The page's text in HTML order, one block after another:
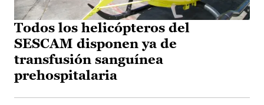
Todos los helicópteros del
SESCAM disponen ya de
transfusión sanguínea
prehospitalaria